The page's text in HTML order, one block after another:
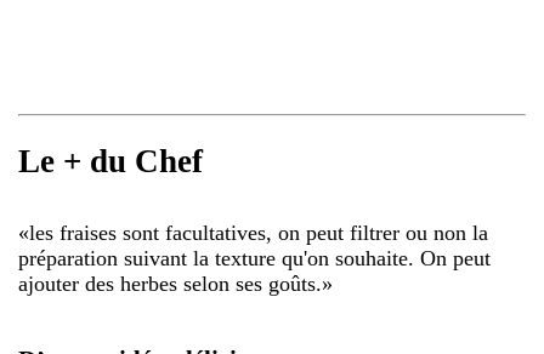
Le + du Chef
«les fraises sont facultatives, on peut filtrer ou non la
préparation suivant la texture qu'on souhaite. On peut
ajouter des herbes selon ses goûts.»